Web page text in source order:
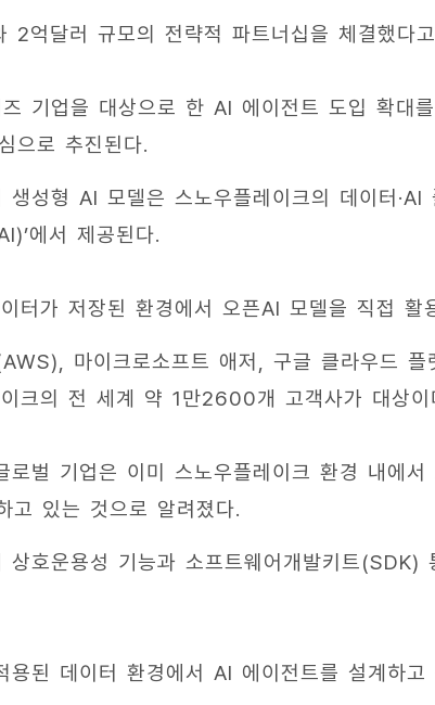
2억달러 규모의 전략적 파트너십을 체결했다
기업을 대상으로 한 AI 에이전트 도입 확대
으로 추진된다.
성형 AI 모델은 스노우플레이크의 데이터·AI
에서 제공된다.
터가 저장된 환경에서 오픈AI 모델을 직접 활
마이크로소프트 애저, 구글 클라우드
크의 전 세계 약 1만2600개 고객사가 대상이
벌 기업은 이미 스노우플레이크 환경 내에
고 있는 것으로 알려졌다.
상호운용성 기능과 소프트웨어개발키트(SDK)
용된 데이터 환경에서 AI 에이전트를 설계하